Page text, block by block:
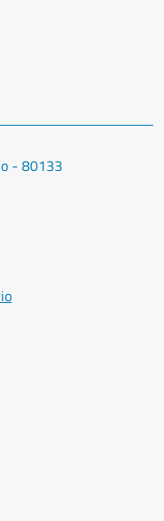
- 80133